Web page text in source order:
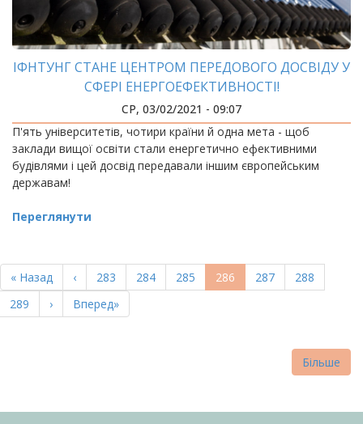
ІФНТУНГ СТАНЕ ЦЕНТРОМ ПЕРЕДОВОГО ДОСВІДУ У
СФЕРІ ЕНЕРГОЕФЕКТИВНОСТІ!
СР, 03/02/2021 - 09:07
П'ять університетів, чотири країни й одна мета - щоб
заклади вищої освіти стали енергетично ефективними
будівлями і цей досвід передавали іншим європейським
державам!
Переглянути
НА
СТОРІНКИ
Перша
сторінка
« Назад
Попередня
сторінка
‹ Page
283 Page
284 Page
285
Поточна
сторінка
286 Page
287 Page
288
Page
289
Наступна
сторінка
›
Остання
сторінка
Вперед»
Більше